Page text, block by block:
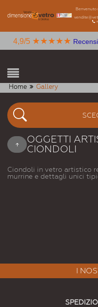
Benvenuto
4,9/5 ★★★★★
Home Gallery
OGGETTI
CIONDOLI
Ciondoli in vetro artistico
murrine e dettagli unici
I